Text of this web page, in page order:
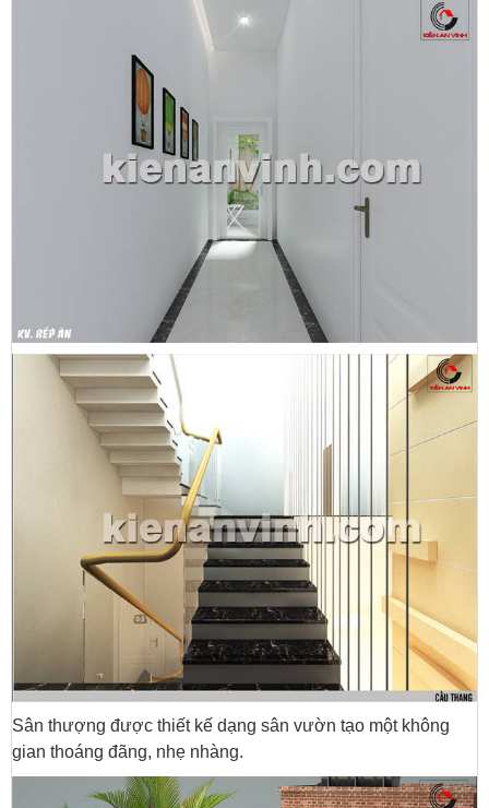
Sân thượng được thiết kế dạng sân vườn tạo một không
gian thoáng đãng, nhẹ nhàng.